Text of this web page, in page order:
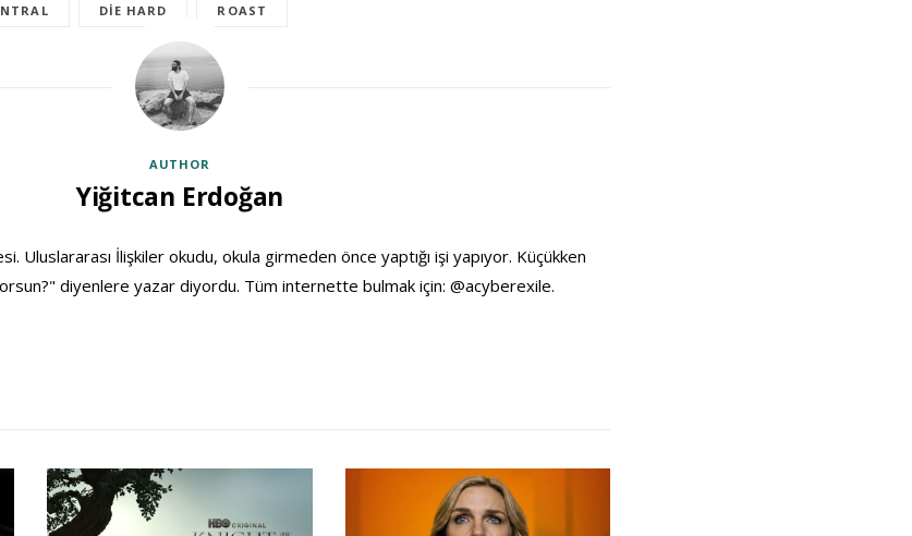
DIE HARD ROAST
AUTHOR
Yiğitcan Erdoğan
Uluslararası İlişkiler okudu, okula girmeden önce yaptığı işi yapıyor. Küçükken
diyenlere yazar diyordu. Tüm internette bulmak için: @acyberexile.